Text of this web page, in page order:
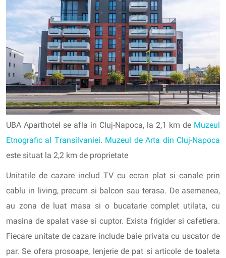
UBA Aparthotel se afla in Cluj-Napoca, la 2,1 km de Muzeul
Etnografic al Transilvaniei. Muzeul de Arta din Cluj-Napoca
este situat la 2,2 km de proprietate
Unitatile de cazare includ TV cu ecran plat si canale prin
cablu in living, precum si balcon sau terasa. De asemenea,
au zona de luat masa si o bucatarie complet utilata, cu
masina de spalat vase si cuptor. Exista frigider si cafetiera.
Fiecare unitate de cazare include baie privata cu uscator de
par. Se ofera prosoape, lenjerie de pat si articole de toaleta